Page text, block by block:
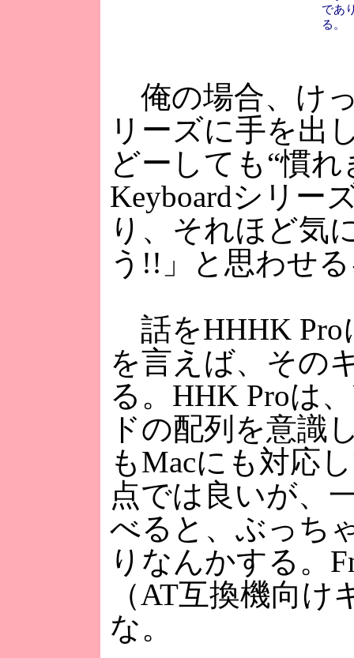
であ
る。
俺の場合、けっ
リーズに手を出
どーしても“慣れ
Keyboardシリー
り、それほど気
う!!」と思わせ
話をHHHK Pro
を言えば、その
る。HHK Proは
ドの配列を意識
もMacにも対応
点では良いが、
べると、ぶっち
りなんかする。
（AT互換機向
な。